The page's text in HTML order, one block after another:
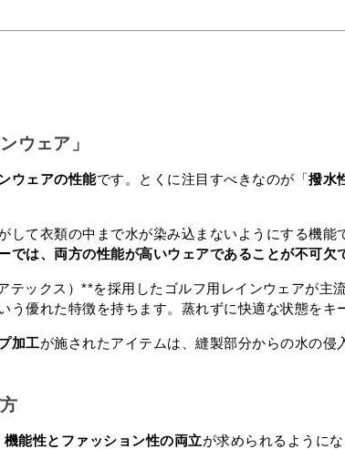
ウェア」
ウェアの性能です。とくに注目すべきなのが「撥水
して衣類の中まで水が染み込まないようにする機
では、両方の性能が高いウェアであることが不可欠
ックス）**を採用したゴルフ用レインウェアが主
う優れた特徴を持ちます。蒸れずに快適な状態をキ
加工が施されたアイテムは、縫製部分からの水の
機能性とファッション性の両立が求められるように